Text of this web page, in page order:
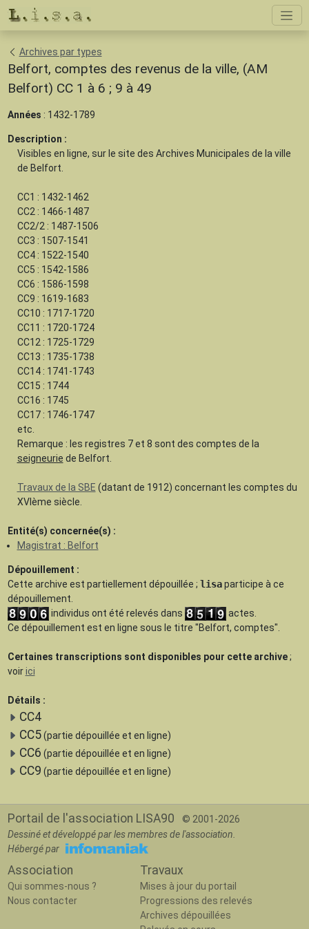
Archives par types
Belfort, comptes des revenus de la ville, (AM
Belfort) CC 1 à 6 ; 9 à 49
Années : 1432-1789
Description :
Visibles en ligne, sur le site des Archives Municipales de la ville
de Belfort.
CC1 : 1432-1462
CC2 : 1466-1487
CC2/2 : 1487-1506
CC3 : 1507-1541
CC4 : 1522-1540
CC5 : 1542-1586
CC6 : 1586-1598
CC9 : 1619-1683
CC10 : 1717-1720
CC11 : 1720-1724
CC12 : 1725-1729
CC13 : 1735-1738
CC14 : 1741-1743
CC15 : 1744
CC16 : 1745
CC17 : 1746-1747
etc.
Remarque : les registres 7 et 8 sont des comptes de la
seigneurie de Belfort.
Travaux de la SBE (datant de 1912) concernant les comptes du
XVIème siècle.
Entité(s) concernée(s) :
Magistrat : Belfort
Dépouillement :
Cette archive est partiellement dépouillée ; lisaparticipe à ce
dépouillement.
individus ont été relevés dans
actes.
Ce dépouillement est en ligne sous le titre "Belfort, comptes".
Certaines transcriptions sont disponibles pour cette archive;
voirici
Détails :
CC4
CC5(partie dépouillée et en ligne)
CC6 (partie dépouillée et en ligne)
CC9 (partie dépouillée et en ligne)
Portail de l'association LISA90
© 2001-2026
Dessiné et développé par les membres de l'association.
Hébergé par
Association
Qui sommes-nous ?
Nous contacter
Travaux
Mises à jour du portail
Progressions des relevés
Archives dépouillées